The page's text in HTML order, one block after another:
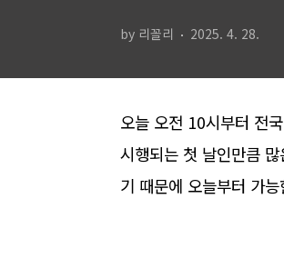
by 리꼴리 2025. 4. 28.
오늘 오전 10시부터 전
시행되는 첫 날인만큼
기 때문에 오늘부터 가